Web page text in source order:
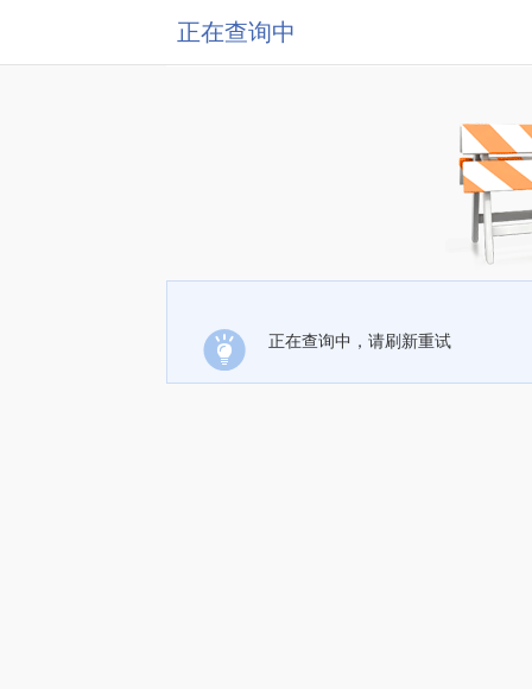
正在查询中
正在查询中，请刷新重试